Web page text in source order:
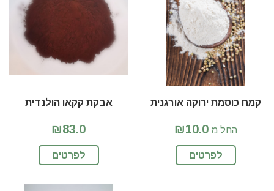
קמח כוסמת ירוקה אורגנית
החל מ₪10.0
לפרטים
אבקת קקאו הולנדית
₪83.0
לפרטים